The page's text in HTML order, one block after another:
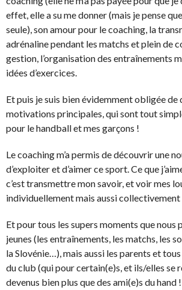
effet, elle a su me donner (mais je pense
seule), son amour pour le coaching, la
adrénaline pendant les matchs et plein de
gestion, l’organisation des entraînements
idées d’exercices.
Et puis je suis bien évidemment obligée de
motivations principales, qui sont tout
pour le handball et mes garçons !
Le coaching m’a permis de découvrir une
d’exploiter et d’aimer ce sport. Ce que
c’est transmettre mon savoir, et voir mes
individuellement mais aussi collectivement
Et pour tous les supers moments que nous
jeunes (les entraînements, les matchs, les
la Slovénie…), mais aussi les parents et
du club (qui pour certain(e)s, et ils/elles se
devenus bien plus que des ami(e)s du hand !